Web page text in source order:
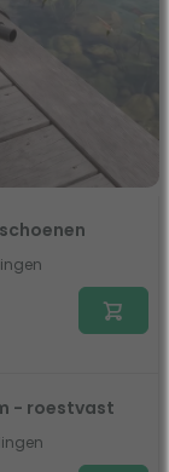
- roestvast